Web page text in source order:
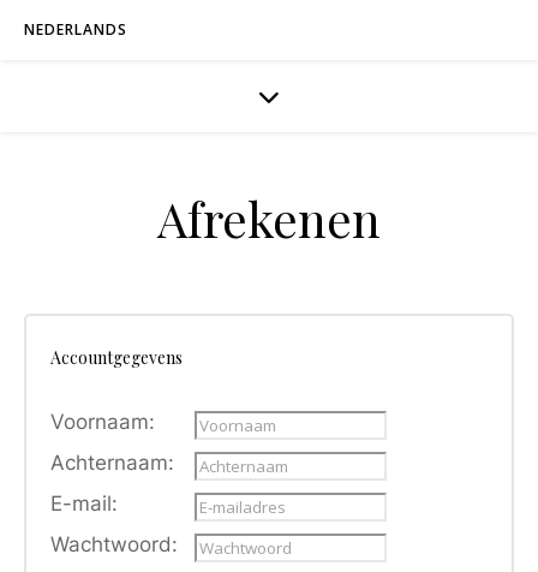
NEDERLANDS
Afrekenen
Accountgegevens
Voornaam:
Achternaam:
E-mail:
Wachtwoord: